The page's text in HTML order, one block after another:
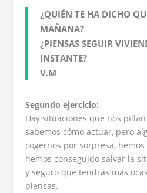
¿QUIÉN TE HA DICHO
MAÑANA?
¿PIENSAS SEGUIR
INSTANTE?
V.M
Segundo ejercicio:
Hay situaciones que nos
sabemos cómo actuar, pero
cogernos por sorpresa,
hemos conseguido salvar la
y seguro que tendrás más
piensas.